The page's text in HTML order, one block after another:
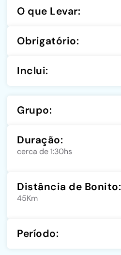
O que Levar:
Obrigatório:
Inclui:
Grupo:
Duração:
cerca de 1:30hs
Distância de Bonito:
45Km
Período: